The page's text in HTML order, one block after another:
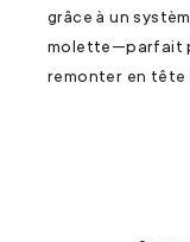
grâce à un
molette—parfait
remonter en tête